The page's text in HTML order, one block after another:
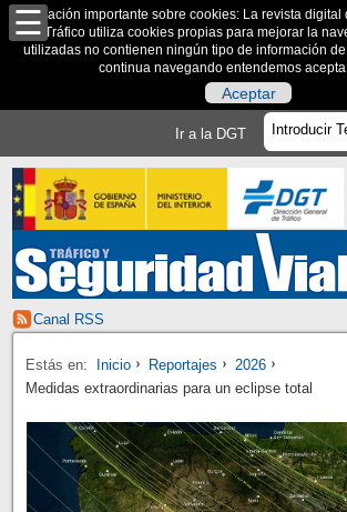
Información importante sobre cookies: La revista digital
de Tráfico utiliza cookies propias para mejorar la
utilizadas no contienen ningún tipo de información
continua navegando entendemos
Aceptar
Ir a la DGT
Canal RSS
Estás en: Inicio Reportajes
2026
Medidas extraordinarias para un eclipse total